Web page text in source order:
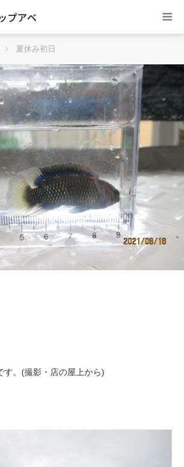
プアベ
夏休み初日
す。(撮影・店の屋上から)